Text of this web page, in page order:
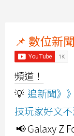
📌 數位新
頻道！
💡 追新聞》
技玩家好文不
📢 Galaxy Z